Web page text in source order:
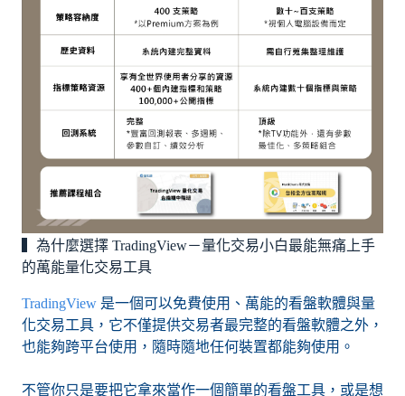
▍為什麼選擇 TradingView－量化交易小白最能無痛上手
的萬能量化交易工具
TradingView 是一個可以免費使用、萬能的看盤軟體與量
化交易工具，它不僅提供交易者最完整的看盤軟體之外，
也能夠跨平台使用，隨時隨地任何裝置都能夠使用。
不管你只是要把它拿來當作一個簡單的看盤工具，或是想